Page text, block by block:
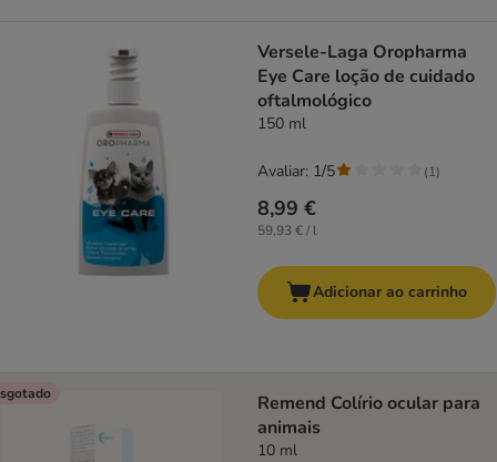
Versele-Laga Oropharma
Eye Care loção de cuidado
oftalmológico
150 ml
8,99 €
59,93 € / l
Avaliar: 1/5 (1)
Adicionar ao carrinho
Remend Colírio ocular para
animais
10 ml